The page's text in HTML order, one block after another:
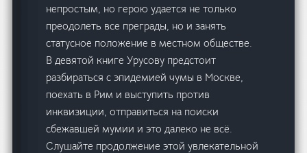
непростым, но герою удается не только
преодолеть все преграды, но и занять
статусное положение в местном обществе.
В девятой книге Урусову предстоит
разбираться с эпидемией чумы в Москве,
поехать в Рим и выступить против
инквизиции, отправиться на поиски
сбежавшей мумии и это далеко не всё.
Слушайте продолжение этой увлекательной